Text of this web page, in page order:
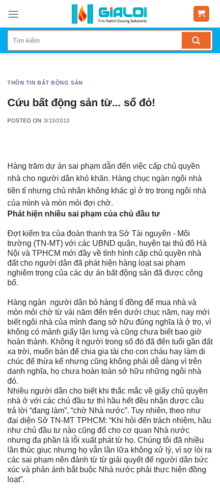
content
THÔN TIN BẤT ĐỘNG SẢN
Cứu bất động sản từ... sổ đỏ!
POSTED ON 3/13/2013
Hàng trăm dự án sai phạm dẫn đến việc cấp chủ quyền
nhà cho người dân khó khăn. Hàng chục ngàn ngôi nhà
tiền tỉ nhưng chủ nhân không khác gì ở trọ trong ngôi nhà
của mình và mòn mỏi đợi chờ.
Phát hiện nhiều sai phạm của chủ đầu tư
Đợt kiểm tra của đoàn thanh tra Sở Tài nguyên - Môi
trường (TN-MT) với các UBND quận, huyện tại thủ đô Hà
Nội và TPHCM mới đây về tình hình cấp chủ quyền nhà
đất cho người dân đã phát hiện hàng loạt sai phạm
nghiêm trọng của các dự án bất động sản đã được công
bố.
Hàng ngàn người dân bỏ hàng tỉ đồng để mua nhà và
mòn mỏi chờ từ vài năm đến trên dưới chục năm, nay mới
biết ngôi nhà của mình đang sở hữu đúng nghĩa là ở trọ, vì
không có mảnh giấy lận lưng và cũng chưa biết bao giờ
hoàn thành. Không ít người trong số đó đã đến tuổi gần đất
xa trời, muốn bán để chia gia tài cho con cháu hay làm di
chúc để thừa kế nhưng cũng không phải dễ dàng vì trên
danh nghĩa, họ chưa hoàn toàn sở hữu những ngôi nhà
đó.
Nhiều người dân cho biết khi thắc mắc về giấy chủ quyền
nhà ở với các chủ đầu tư thì hầu hết đều nhận được câu
trả lời “đang làm”, “chờ Nhà nước”. Tuy nhiên, theo như
đại diện Sở TN-MT TPHCM: “Khi hỏi đến trách nhiệm, hầu
như chủ đầu tư nào cũng đổ cho cơ quan Nhà nước
nhưng đa phần là lỗi xuất phát từ họ. Chúng tôi đã nhiều
lần thúc giục nhưng họ vẫn lần lữa không xử lý, vì sợ lòi ra
các sai phạm nên đành từ từ giải quyết để người dân bức
xúc và phản ánh bắt buộc Nhà nước phải thực hiện đồng
loạt”.